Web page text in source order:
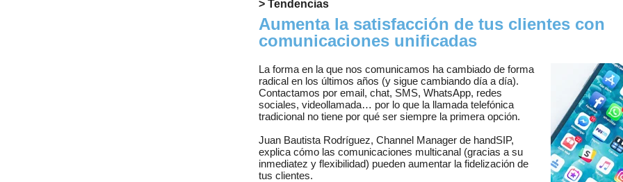
> Tendencias
Aumenta la satisfacción de tus clientes con
comunicaciones unificadas
La forma en la que nos comunicamos ha cambiado de forma
radical en los últimos años (y sigue cambiando día a día).
Contactamos por email, chat, SMS, WhatsApp, redes
sociales, videollamada… por lo que la llamada telefónica
tradicional no tiene por qué ser siempre la primera opción.
Juan Bautista Rodríguez, Channel Manager de handSIP,
explica cómo las comunicaciones multicanal (gracias a su
inmediatez y flexibilidad) pueden aumentar la fidelización de
tus clientes.